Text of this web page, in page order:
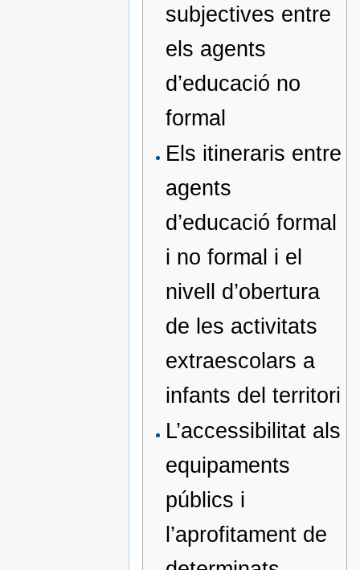
subjectives entre
els agents
d’educació no
formal
Els itineraris entre
agents
d’educació formal
i no formal i el
nivell d’obertura
de les activitats
extraescolars a
infants del territori
L’accessibilitat als
equipaments
públics i
l’aprofitament de